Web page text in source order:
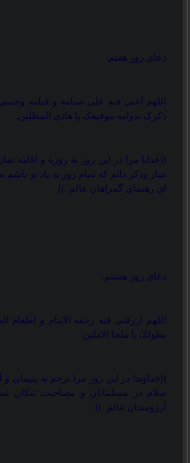
دعای روز هفتم
اللهم اعنی فیه علی صیامه و قیامه
ذکرک بدوامه بتوفیقک یا هادی المظلین.
)) خدایا مرا در این روز به روزه و اقامه
ساز وذکر دائم که تمام روز به یاد تو
ای رهنمای گمراهان عالم .
دعای روز هشتم:
اللهم ارزقنی فیه رحمه الایتام و اطعام
بطولک یا ملجا الاملین
)) خداوندا در این روز مرا ترحم به یتیمان
سلام در مسلمانان و مصاحبت نیکان
آرزومندان عالم .